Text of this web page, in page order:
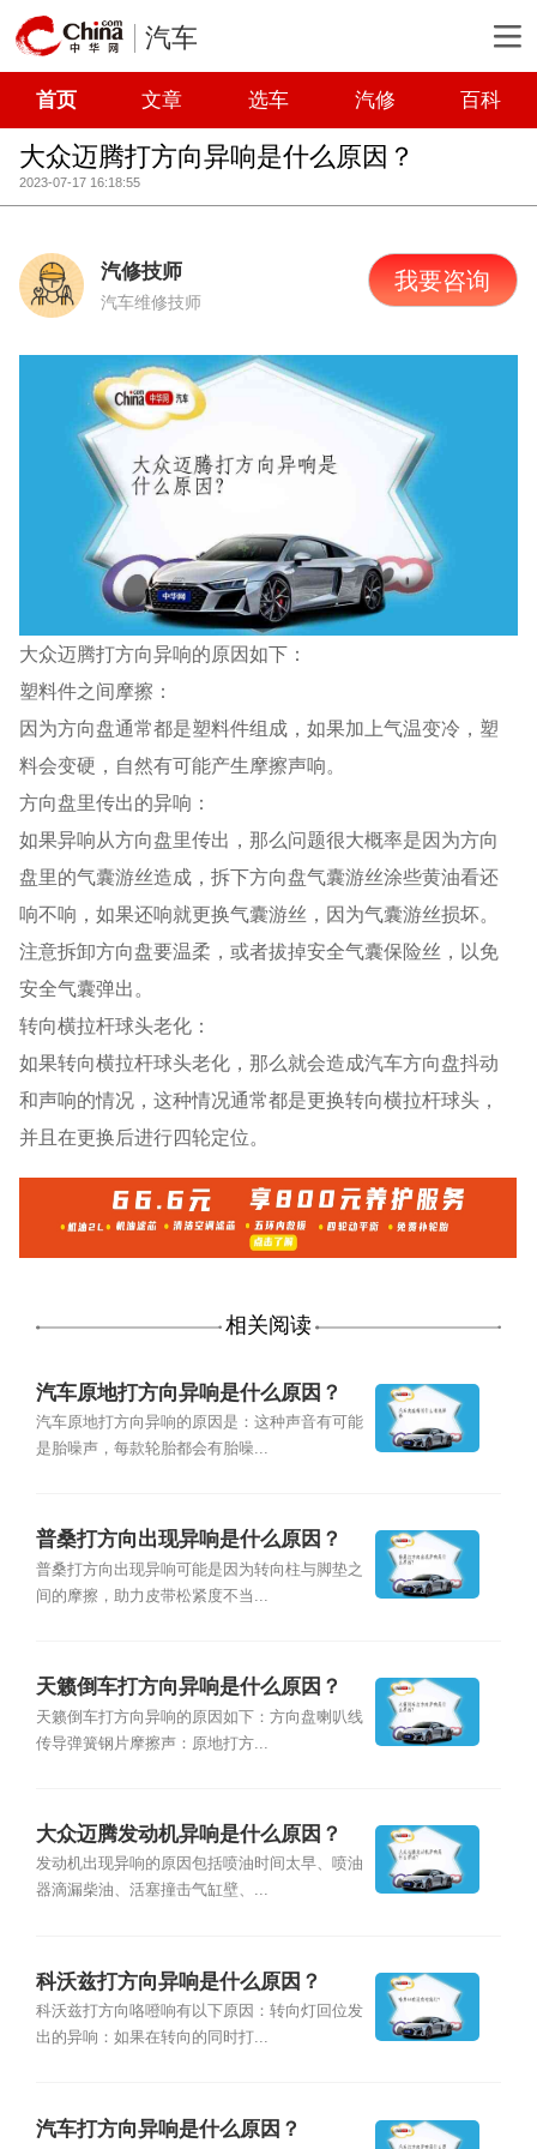
汽车
首页 文章 选车 汽修 百科
大众迈腾打方向异响是什么原因？
2023-07-17 16:18:55
汽修技师
汽车维修技师
我要咨询
大众迈腾打方向异响的原因如下：
塑料件之间摩擦：
因为方向盘通常都是塑料件组成，如果加上气温变冷，塑
料会变硬，自然有可能产生摩擦声响。
方向盘里传出的异响：
如果异响从方向盘里传出，那么问题很大概率是因为方向
盘里的气囊游丝造成，拆下方向盘气囊游丝涂些黄油看还
响不响，如果还响就更换气囊游丝，因为气囊游丝损坏。
注意拆卸方向盘要温柔，或者拔掉安全气囊保险丝，以免
安全气囊弹出。
转向横拉杆球头老化：
如果转向横拉杆球头老化，那么就会造成汽车方向盘抖动
和声响的情况，这种情况通常都是更换转向横拉杆球头，
并且在更换后进行四轮定位。
相关阅读
汽车原地打方向异响是什么原因？
汽车原地打方向异响的原因是：这种声音有可能
是胎噪声，每款轮胎都会有胎噪...
普桑打方向出现异响是什么原因？
普桑打方向出现异响可能是因为转向柱与脚垫之
间的摩擦，助力皮带松紧度不当...
天籁倒车打方向异响是什么原因？
天籁倒车打方向异响的原因如下：方向盘喇叭线
传导弹簧钢片摩擦声：原地打方...
大众迈腾发动机异响是什么原因？
发动机出现异响的原因包括喷油时间太早、喷油
器滴漏柴油、活塞撞击⽓缸壁、...
科沃兹打方向异响是什么原因？
科沃兹打方向咯噔响有以下原因：转向灯回位发
出的异响：如果在转向的同时打...
汽车打方向异响是什么原因？